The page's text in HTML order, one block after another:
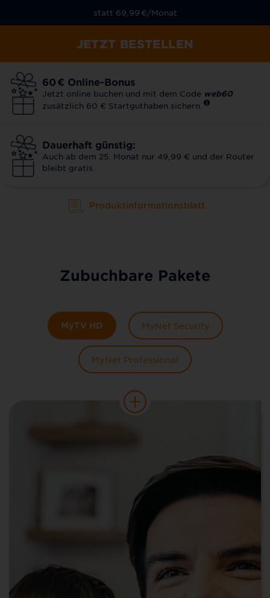
statt 69,99 €/Monat
JETZT BESTELLEN
60 € Online-Bonus
Jetzt online buchen und mit dem Code web60
zusätzlich 60 € Startguthaben sichern.
Dauerhaft günstig:
Auch ab dem 25. Monat nur 49,99 € und der Router
bleibt gratis.
Produktinformationsblatt
Zubuchbare Pakete
MyTV HD MyNet Security
MyNet Professional